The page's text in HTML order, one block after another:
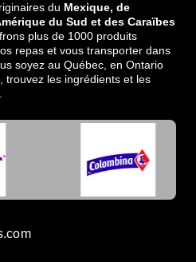
du Mexique, de
du Sud et des Caraïbes
plus de 1000 produits
repas et vous transporter dans
soyez au Québec, en Ontario
trouvez les ingrédients et les